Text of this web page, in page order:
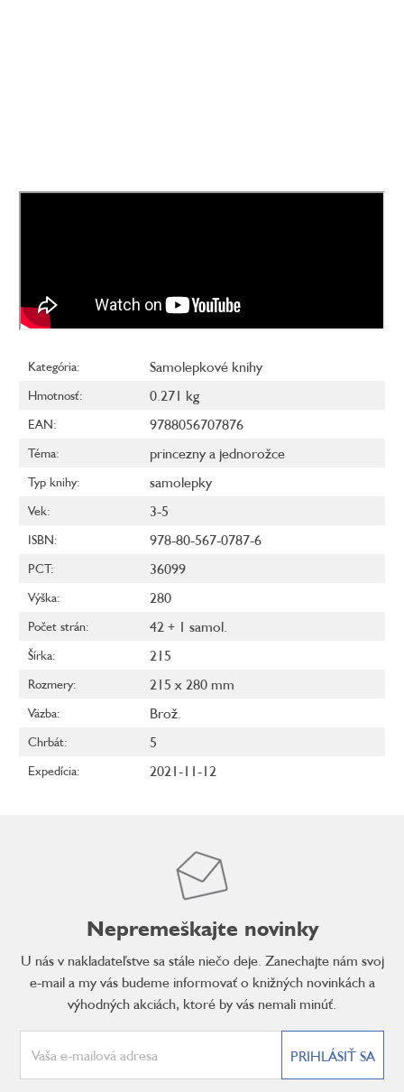
Kategória: Samolepkové knihy
Hmotnosť: 0.271 kg
EAN: 9788056707876
Téma: princezny a jednorožce
Typ knihy: samolepky
Vek: 3-5
ISBN: 978-80-567-0787-6
PCT: 36099
Výška: 280
Počet strán: 42 + 1 samol.
Šírka: 215
Rozmery: 215 x 280 mm
Väzba: Brož.
Chrbát: 5
Expedícia: 2021-11-12
Nepremeškajte novinky
U nás v nakladateľstve sa stále niečo deje. Zanechajte nám svoj
e-mail a my vás budeme informovať o knižných novinkách a
výhodných akciách, ktoré by vás nemali minúť.
PRIHLÁSIŤ SA